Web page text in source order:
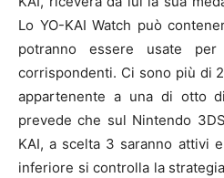
Lo YO-KAI Watch può
potranno essere usate per
corrispondenti. Ci sono più di
appartenente a una di otto
prevede che sul Nintendo
KAI, a scelta 3 saranno attivi
inferiore si controlla la